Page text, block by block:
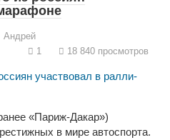
Андрей
1
18 840 просмотров
«Париж-Дакар»)
в мире автоспорта.